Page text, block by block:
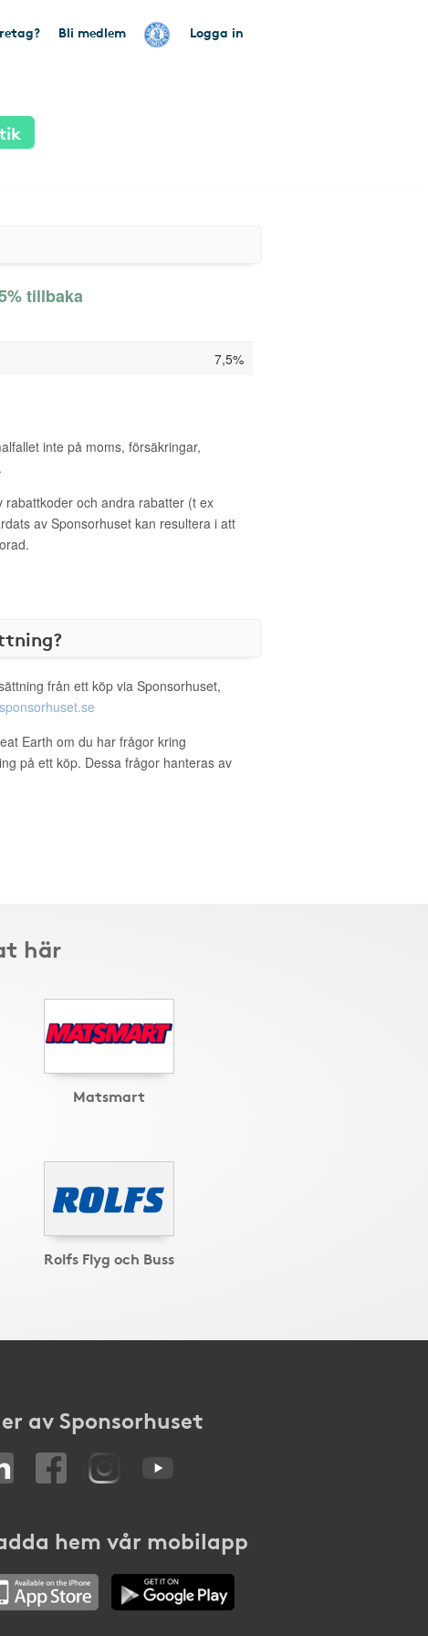
Bli medlem Logga in
tillbaka
7,5%
inte på moms, försäkringar,
rabattkoder och andra rabatter (t ex
av Sponsorhuset kan resultera i att
från ett köp via Sponsorhuset,
Earth om du har frågor kring
på ett köp. Dessa frågor hanteras av
här
Matsmart
Rolfs Flyg och Buss
av Sponsorhuset
hem vår mobilapp